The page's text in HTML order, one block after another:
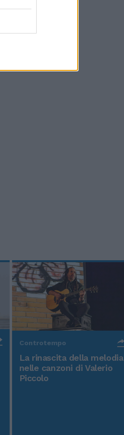
Controtempo
La rinascita della melodia
nelle canzoni di Valerio
Piccolo